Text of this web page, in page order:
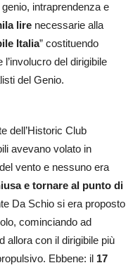
intraprendenza e
lire necessarie alla
Italia” costituendo
l’involucro del dirigibile
del Genio.
dell’Historic Club
avevano volato in
vento e nessuno era
e tornare al punto di
Da Schio si era proposto
cominciando ad
allora con il dirigibile più
Ebbene: il 17